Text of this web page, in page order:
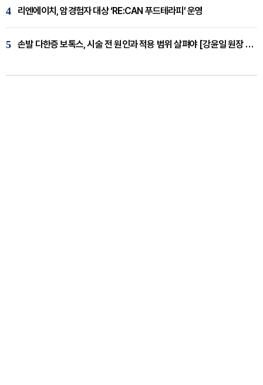
4 리엔에이치, 암경험자 대상 ‘RE:CAN 푸드테라피’ 운영
5 손발 다한증 보톡스, 시술 전 원인과 적용 범위 살펴야 [강윤일 원장 칼럼]